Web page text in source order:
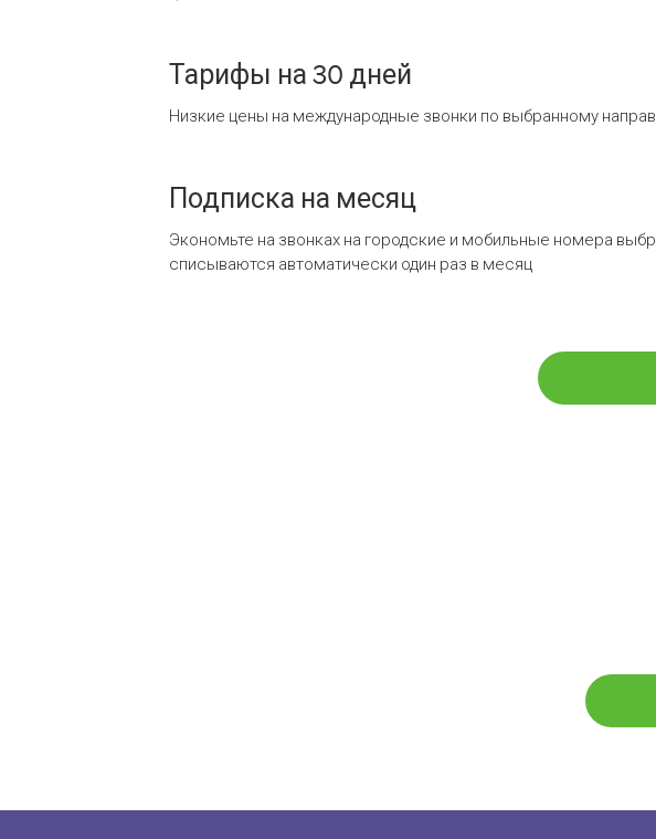
Тарифы на 30 дней
Низкие цены на международные звонки по выбранному
Подписка на месяц
Экономьте на звонках на городские и мобильные номера
списываются автоматически один раз в месяц